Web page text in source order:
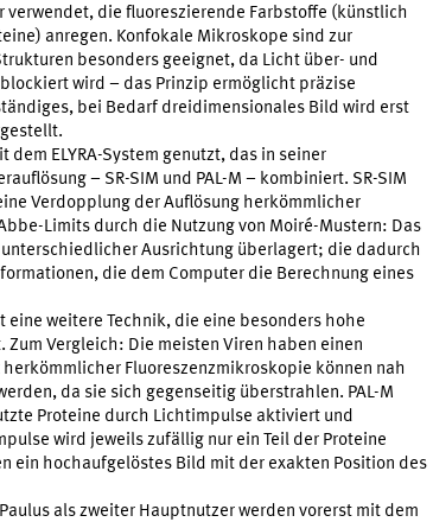
die fluoreszierende Farbstoffe (künstlich
anregen. Konfokale Mikroskope sind zur
besonders geeignet, da Licht über- und
wird – das Prinzip ermöglicht präzise
bei Bedarf dreidimensionales Bild wird erst
dem ELYRA-System genutzt, das in seiner
– SR-SIM und PAL-M – kombiniert. SR-SIM
Verdopplung der Auflösung herkömmlicher
Limits durch die Nutzung von Moiré-Mustern: Das
Ausrichtung überlagert; die dadurch
die dem Computer die Berechnung eines
eine weitere Technik, die eine besonders hohe
Vergleich: Die meisten Viren haben einen
Fluoreszenzmikroskopie können nah
da sie sich gegenseitig überstrahlen. PAL-M
Proteine durch Lichtimpulse aktiviert und
wird jeweils zufällig nur ein Teil der Proteine
ein hochaufgelöstes Bild mit der exakten Position des
als zweiter Hauptnutzer werden vorerst mit dem